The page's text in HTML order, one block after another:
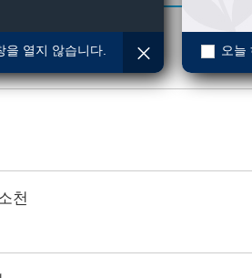
천
을 열지 않습니다. 오늘